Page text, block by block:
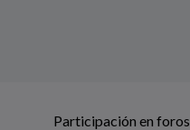
Participación en foros